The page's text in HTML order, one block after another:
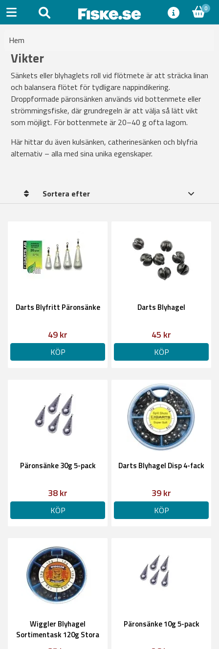
0
Hem
Vikter
Sänkets eller blyhaglets roll vid flötmete är att sträcka linan
och balansera flötet för tydligare nappindikering.
Droppformade päronsänken används vid bottenmete eller
strömmingsfiske, där grundregeln är att välja så lätt vikt
som möjligt. För bottenmete är 20–40 g ofta lagom.
Här hittar du även kulsänken, catherinesänken och blyfria
alternativ – alla med sina unika egenskaper.
Sortera efter
Darts Blyfritt Päronsänke
49 kr
KÖP
Darts Blyhagel
45 kr
KÖP
Päronsänke 30g 5-pack
38 kr
KÖP
Darts Blyhagel Disp 4-fack
39 kr
KÖP
Wiggler Blyhagel
Sortimentask 120g Stora
Päronsänke 10g 5-pack